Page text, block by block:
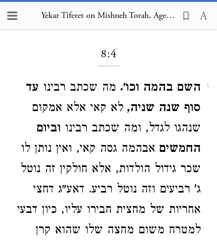
Yekar Tiferet on Mishneh Torah, Agents and Partners 8:4
8:4
1 השם בהמה וכו'. מה שכתב רבינו עד
סוף שנה שניה, לא קאי אלא אמקום
שנהגו לגדל, ומה שכתב רבינו וביום
החמשים אבהמה גסה קאי, ואין נותן לו
שכר גידול הולדות, אלא חולקין זה נוטל
ג' רביעים וזה נוטל רביע. דאע"ג דחצי
אחריות של מחצית חבירו עליו, כיון דבעי
למטרח משום מחצה שלו שהוא קרן